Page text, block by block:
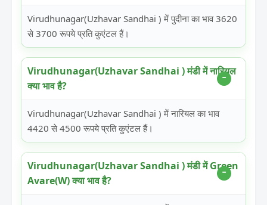
Virudhunagar(Uzhavar Sandhai ) में पुदीना का भाव 3620
से 3700 रूपये प्रति कुएंटल हैं।
Virudhunagar(Uzhavar Sandhai ) मंडी में नारियल
क्या भाव है?
Virudhunagar(Uzhavar Sandhai ) में नारियल का भाव
4420 से 4500 रूपये प्रति कुएंटल हैं।
Virudhunagar(Uzhavar Sandhai ) मंडी में Green
Avare(W) क्या भाव है?